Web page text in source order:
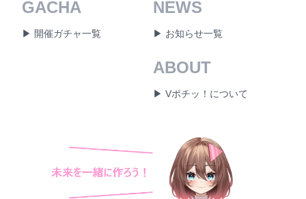
GACHA
▶ 開催ガチャ一覧
NEWS
▶ お知らせ一覧
ABOUT
▶ Vポチッ！について